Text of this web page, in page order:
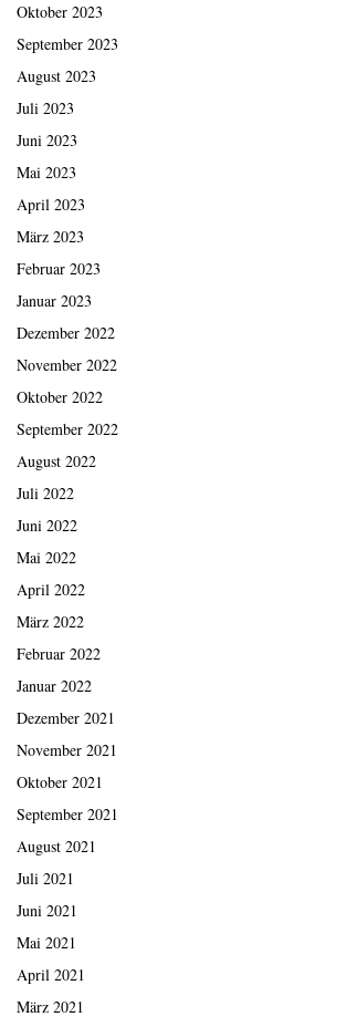
Oktober 2023
September 2023
August 2023
Juli 2023
Juni 2023
Mai 2023
April 2023
März 2023
Februar 2023
Januar 2023
Dezember 2022
November 2022
Oktober 2022
September 2022
August 2022
Juli 2022
Juni 2022
Mai 2022
April 2022
März 2022
Februar 2022
Januar 2022
Dezember 2021
November 2021
Oktober 2021
September 2021
August 2021
Juli 2021
Juni 2021
Mai 2021
April 2021
März 2021